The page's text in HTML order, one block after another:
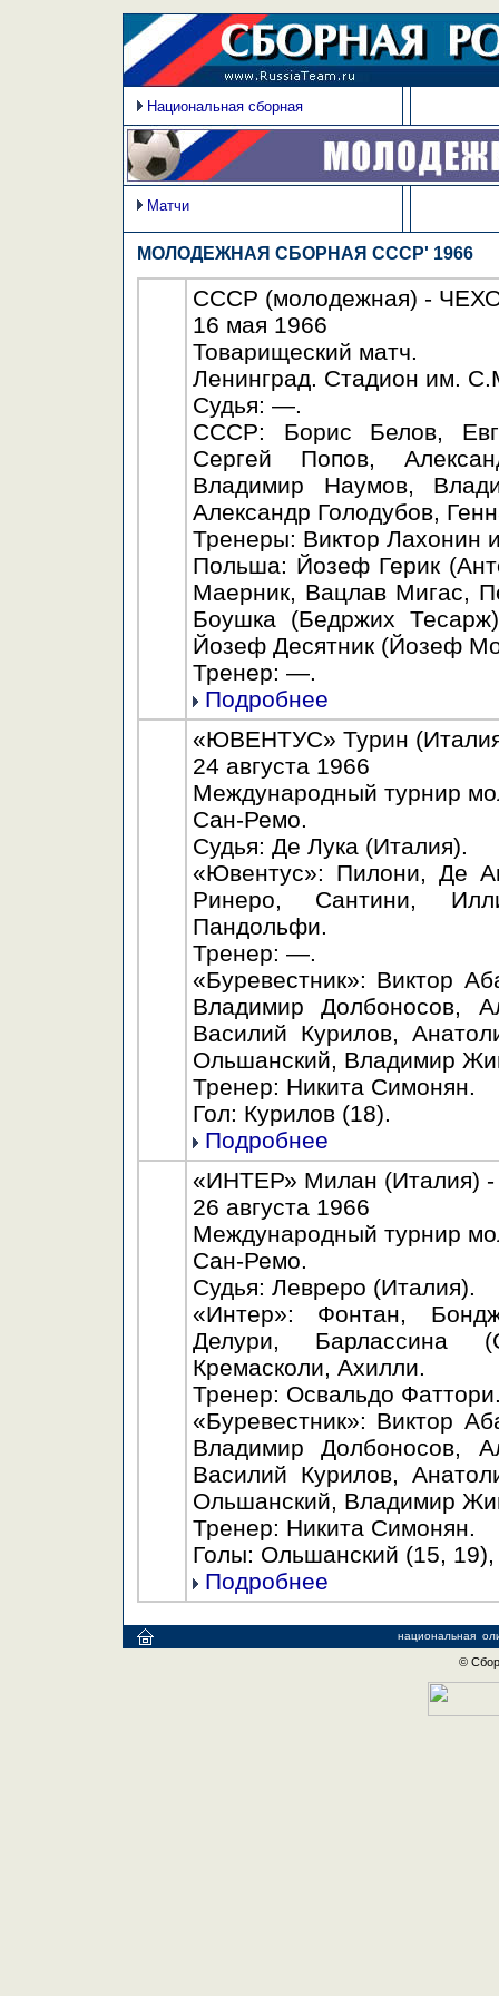
Национальная сборная
Матчи
МОЛОДЕЖНАЯ СБОРНАЯ СССР' 1966
СССР (молодежная) -
16 мая 1966
Товарищеский матч.
Ленинград. Стадион им.
Судья: —.
СССР: Борис Белов,
Сергей Попов,
Владимир Наумов,
Александр Голодубов,
Тренеры: Виктор Лахонин
Польша: Йозеф Герик
Маерник, Вацлав Мигас,
Боушка (Бедржих
Йозеф Десятник (Йозеф
Тренер: —.
Подробнее
«ЮВЕНТУС» Турин
24 августа 1966
Международный турнир
Сан-Ремо.
Судья: Де Лука (Италия).
«Ювентус»: Пилони, Де
Ринеро, Сантини,
Пандольфи.
Тренер: —.
«Буревестник»: Виктор
Владимир Долбоносов,
Василий Курилов,
Ольшанский, Владимир
Тренер: Никита Симонян.
Гол: Курилов (18).
Подробнее
«ИНТЕР» Милан (Италия)
26 августа 1966
Международный турнир
Сан-Ремо.
Судья: Левреро (Италия).
«Интер»: Фонтан,
Делури, Барлассина
Кремасколи, Ахилли.
Тренер: Освальдо
«Буревестник»: Виктор
Владимир Долбоносов,
Василий Курилов,
Ольшанский, Владимир
Тренер: Никита Симонян.
Голы: Ольшанский (15, 19),
Подробнее
национальная
©